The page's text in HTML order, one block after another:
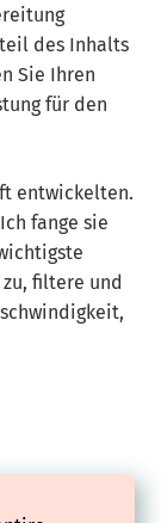
des Inhalts
Sie Ihren
für den
entwickelten.
fange sie
filtere und